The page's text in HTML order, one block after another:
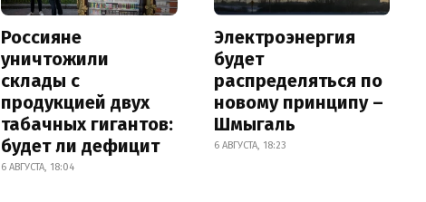
Россияне
уничтожили
склады с
продукцией двух
табачных гигантов:
будет ли дефицит
6 АВГУСТА, 18:04
Электроэнергия
будет
распределяться по
новому принципу –
Шмыгаль
6 АВГУСТА, 18:23